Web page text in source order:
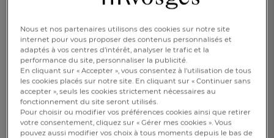
FR DE
BE
CH
MES COORDONNÉES
Civilité* : M Mme
Nom* :
Prénom* :
Nous et nos partenaires utilisons des cookies sur notre site
internet pour vous proposer des contenus personnalisés et
adaptés à vos centres d’intérêt, analyser le trafic et la
performance du site, personnaliser la publicité.
En cliquant sur « Accepter », vous consentez à l'utilisation de tous
les cookies placés sur notre site. En cliquant sur « Continuer sans
accepter », seuls les cookies strictement nécessaires au
fonctionnement du site seront utilisés.
Pour choisir ou modifier vos préférences cookies ainsi que retirer
votre consentement, cliquez sur « Gérer mes cookies ». Vous
pouvez aussi modifier vos choix à tous moments depuis le bas de